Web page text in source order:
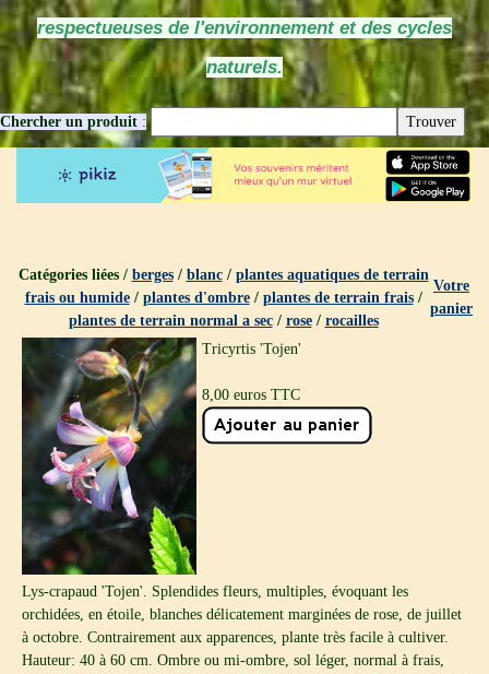
respectueuses de l'environnement et des cycles
naturels.
Chercher un produit :
Catégories liées / berges/ blanc/ plantes aquatiques de terrain
frais ou humide/ plantes d'ombre/ plantes de terrain frais/
plantes de terrain normal a sec/ rose/ rocailles
Votre
panier
Tricyrtis 'Tojen'
8,00 euros TTC
Lys-crapaud 'Tojen'. Splendides fleurs, multiples, évoquant les
orchidées, en étoile, blanches délicatement marginées de rose, de juillet
à octobre. Contrairement aux apparences, plante très facile à cultiver.
Hauteur: 40 à 60 cm. Ombre ou mi-ombre, sol léger, normal à frais,